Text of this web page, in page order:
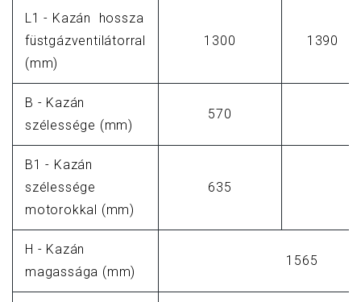
L1 - Kazán hossza
füstgázventilátorral
(mm)
1300 1390
B - Kazán
szélessége (mm)
570
B1 - Kazán
szélessége
motorokkal (mm)
635
H - Kazán
magassága (mm)
1565